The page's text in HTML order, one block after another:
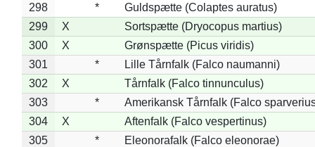
298
*
Guldspætte (Colaptes auratus)
299
X
Sortspætte (Dryocopus martius)
300
X
Grønspætte (Picus viridis)
301
*
Lille Tårnfalk (Falco naumanni)
302
X
Tårnfalk (Falco tinnunculus)
303
*
Amerikansk Tårnfalk (Falco
304
X
Aftenfalk (Falco vespertinus)
305
*
Eleonorafalk (Falco eleonorae)